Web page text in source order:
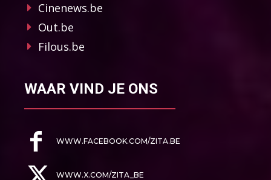
Cinenews.be
Out.be
Filous.be
WAAR VIND JE ONS
WWW.FACEBOOK.COM/ZITA.BE
WWW.X.COM/ZITA_BE